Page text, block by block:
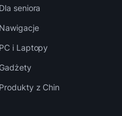
Dla seniora
Nawigacje
PC i Laptopy
Gadżety
Produkty z Chin